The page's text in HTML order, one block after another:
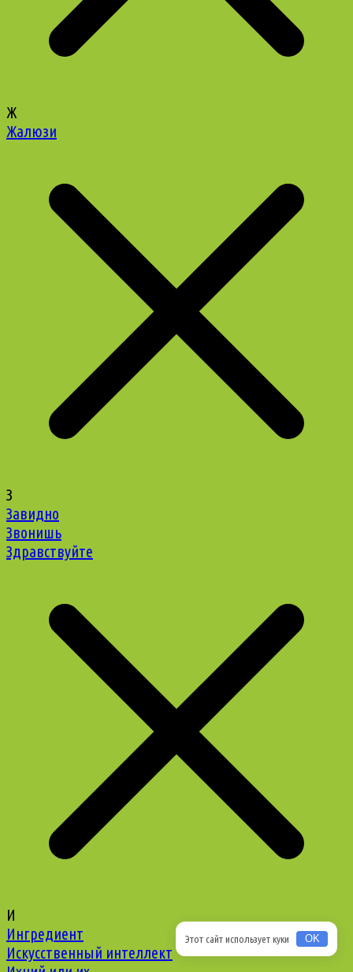
Ж
Жалюзи
З
Завидно
Звонишь
Здравствуйте
И
Ингредиент
Искусственный интеллект
Этот сайт использует куки OK